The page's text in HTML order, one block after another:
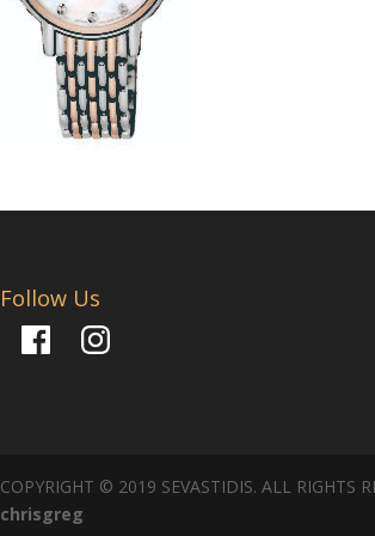
Follow Us
FacebookInstagram
COPYRIGHT © 2019 SEVASTIDIS. ALL RIGHTS
chrisgreg